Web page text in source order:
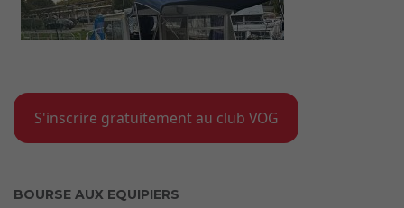
S'inscrire gratuitement au club VOG
BOURSE AUX EQUIPIERS